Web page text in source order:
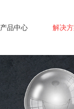
产品中心 解决